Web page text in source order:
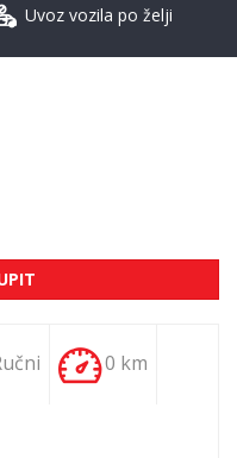
Uvoz vozila po želji
0 km